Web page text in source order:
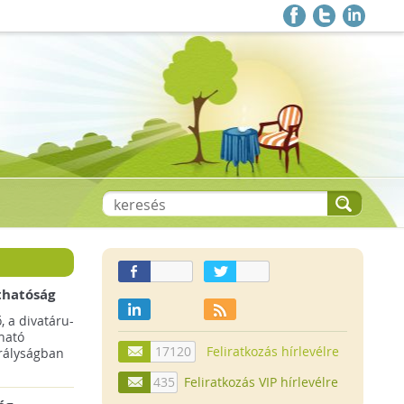
a divatáru-
17120
Feliratkozás hírlevélre
435
Feliratkozás VIP hírlevélre